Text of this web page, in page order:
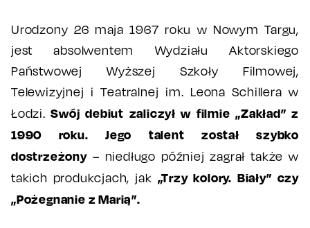
Urodzony 26 maja 1967 roku w Nowym Targu,
jest absolwentem Wydziału Aktorskiego
Państwowej Wyższej Szkoły Filmowej,
Telewizyjnej i Teatralnej im. Leona Schillera w
Łodzi.Swój debiut zaliczył w filmie „Zakład” z
1990 roku.
Jego talent został szybko
dostrzeżony– niedługo później zagrał także w
takich produkcjach, jak „Trzy kolory. Biały” czy
„Pożegnanie z Marią”.